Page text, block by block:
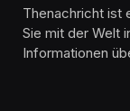
Thenachricht ist
Sie mit der Welt
Informationen